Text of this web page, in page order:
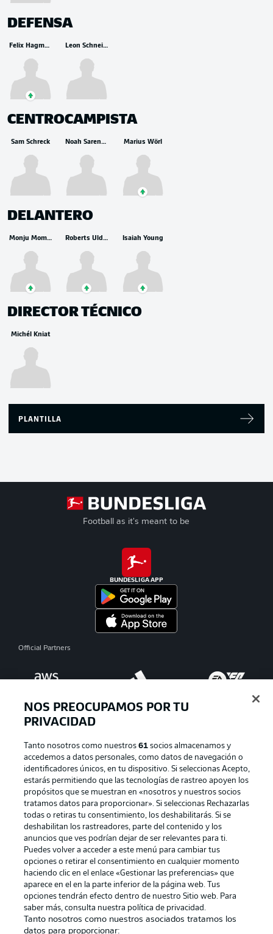
DEFENSA
Felix Hagmann Leon Schneider
CENTROCAMPISTA
Sam Schreck Noah Sarenren Bazee Marius Wörl
DELANTERO
Monju Momuluh Roberts Uldrikis Isaiah Young
DIRECTOR TÉCNICO
Michél Kniat
PLANTILLA
Football as it's meant to be
BUNDESLIGA APP
Official Partners
Publicidad Aviso legal
Gestionar las preferencias
Canales Trabajos
Jugadores Condiciones de uso
NOS PREOCUPAMOS POR TU
PRIVACIDAD
Tanto nosotros como nuestros 61socios almacenamos y
accedemos a datos personales, como datos de navegación o
identificadores únicos, en tu dispositivo. Si seleccionas Acepto,
estarás permitiendo que las tecnologías de rastreo apoyen los
propósitos que se muestran en «nosotros y nuestros socios
tratamos datos para proporcionar». Si seleccionas Rechazarlas
todas o retiras tu consentimiento, los deshabilitarás. Si se
deshabilitan los rastreadores, parte del contenido y los
anuncios que ves podrían dejar de ser relevantes para ti.
Puedes volver a acceder a este menú para cambiar tus
opciones o retirar el consentimiento en cualquier momento
haciendo clic en el enlace «Gestionar las preferencias» que
aparece en el en la parte inferior de la página web. Tus
opciones tendrán efecto dentro de nuestro Sitio web. Para
saber más, consulta nuestra política de privacidad.
Tanto nosotros como nuestros asociados tratamos los
datos para proporcionar: